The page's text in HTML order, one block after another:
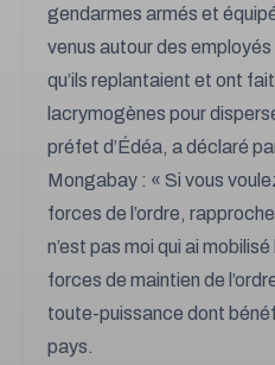
gendarmes armés et
venus autour des
qu’ils replantaient et ont
lacrymogènes pour
préfet d’Édéa, a déclaré
Mongabay : « Si vous
forces de l’ordre,
n’est pas moi qui ai
forces de maintien de
toute-puissance dont
pays.